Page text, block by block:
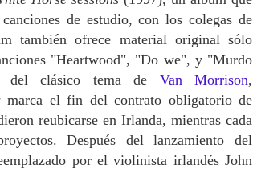
de estudio, con los colegas de
también ofrece material original sólo
"Heartwood", "Do we", y "Murdo
clásico tema de Van Morrison,
marca el fin del contrato obligatorio de
reubicarse en Irlanda, mientras cada
Después del lanzamiento del
por el violinista irlandés John